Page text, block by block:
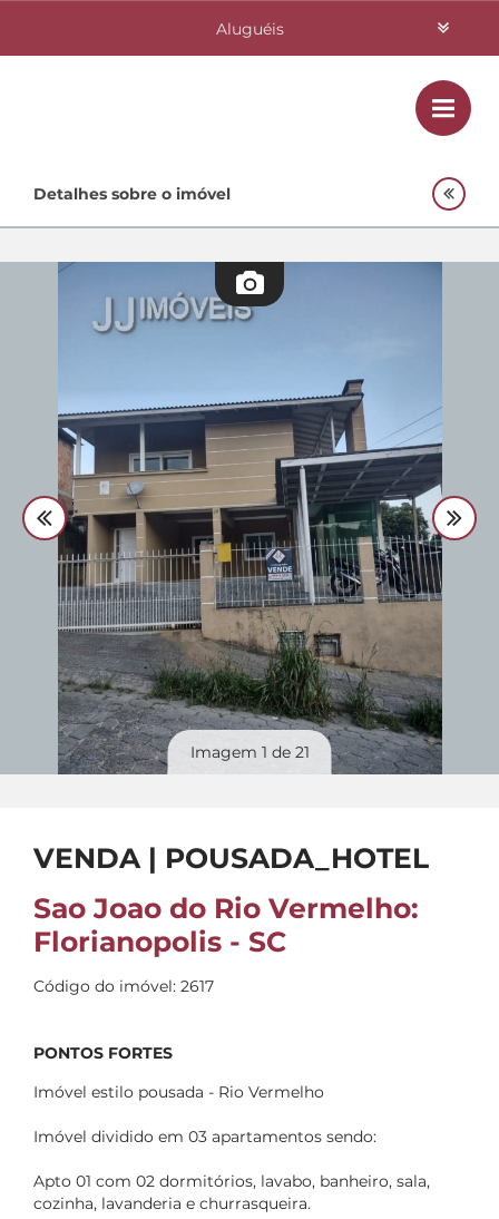
Aluguéis
Investimentos
Quem Somos
Contato
Fale Conosco 48 3364-0079
Plantão 48 99842-0500
Divulgue seu imóvel
Detalhes sobre o imóvel
Imagem 1 de 21
VENDA | POUSADA_HOTEL
Sao Joao do Rio Vermelho:
Florianopolis - SC
Código do imóvel: 2617
PONTOS FORTES
Imóvel estilo pousada - Rio Vermelho
Imóvel dividido em 03 apartamentos sendo:
Apto 01 com 02 dormitórios, lavabo, banheiro, sala,
cozinha, lavanderia e churrasqueira.